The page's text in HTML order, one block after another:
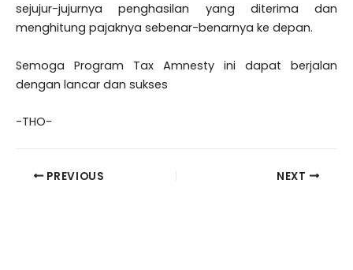
sejujur-jujurnya penghasilan yang diterima dan
menghitung pajaknya sebenar-benarnya ke depan.
Semoga Program Tax Amnesty ini dapat berjalan
dengan lancar dan sukses
-THO-
PREVIOUS NEXT